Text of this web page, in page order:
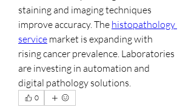
staining and imaging techniques
improve accuracy. The histopathology
service market is expanding with
rising cancer prevalence. Laboratories
are investing in automation and
digital pathology solutions.
0